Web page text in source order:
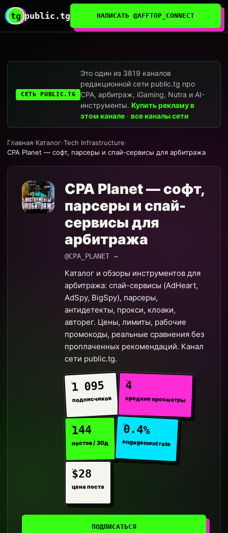
tg public.tg НАПИСАТЬ @AFFTOP_CONNECT
СЕТЬ PUBLIC.TG
Это один из 3819 каналов
редакционной сети public.tg про
CPA, арбитраж, iGaming, Nutra и AI-
инструменты.Купить рекламу в
этом канале ·все каналы сети
Главная›Каталог›Tech Infrastructure›
CPA Planet — софт, парсеры и спай-сервисы для арбитража
CPA Planet — софт,
парсеры и спай-
сервисы для
арбитража
@CPA_PLANET →
Каталог и обзоры инструментов для
арбитража: спай-сервисы (AdHeart,
AdSpy, BigSpy), парсеры,
антидетекты, прокси, клоаки,
авторег. Цены, лимиты, рабочие
промокоды, реальные сравнения без
проплаченных рекомендаций. Канал
сети public.tg.
1 095
подписчиков
4
средние просмотры
144
постов / 30д
0.4%
engagement rate
$28
цена поста
ПОДПИСАТЬСЯ